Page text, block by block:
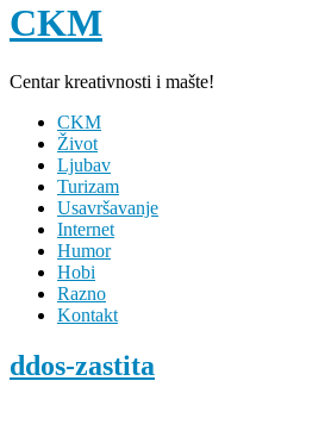
CKM
Centar kreativnosti i mašte!
CKM
Život
Ljubav
Turizam
Usavršavanje
Internet
Humor
Hobi
Razno
Kontakt
ddos-zastita